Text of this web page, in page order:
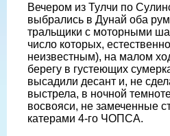
Вечером из Тулчи по
выбрались в Дунай оба
тральщики с моторными
число которых,
неизвестным), на малом
берегу в густеющих
высадили десант и, не
выстрела, в ночной
восвояси, не замеченные
катерами 4-го ЧОПСА.